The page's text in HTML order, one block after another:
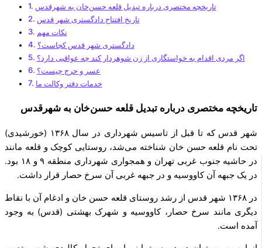
تاریخچه مختصری درباره تبدیل قلعه حسن‌خان به شهرقدس
تاریخ افتتاح دادگستری شهر قدس
نکات مهم
دادگستری شهر قدس کجاست؟
اگر مردی اقدام به خواستگاری از زن شوهردار کند چه عواقبی دارد؟
عسر و حرج چیست؟
خدمات دفتر وکالت ما
تاریخچه مختصری درباره تبدیل قلعه حسن‌خان به شهرقدس
شهر قدس که تا قبل از تاسیس شهرداری در سال ۱۳۶۸ (خورشیدی)
تحت نام قلعه حسن خان شناخته می‌شد، روستایی کوچک و قلعه مانند
در حاشیه جنوب غربی تهران و همجواری شهرداری منطقه ۹ و ۱۸ بود.
در یک جبهه آن کاووسیه و در جبهه غربی آن سرخ حصار قرار داشت.
در ۱۳۶۸ شهر قدس از رشد روستای قلعه حسن خان و ادغام آن با نقاط
دیگری مانند سرخ حصار، کاووسیه و شهرک بهشتی (قدس) به وجود
آمده‌ است.